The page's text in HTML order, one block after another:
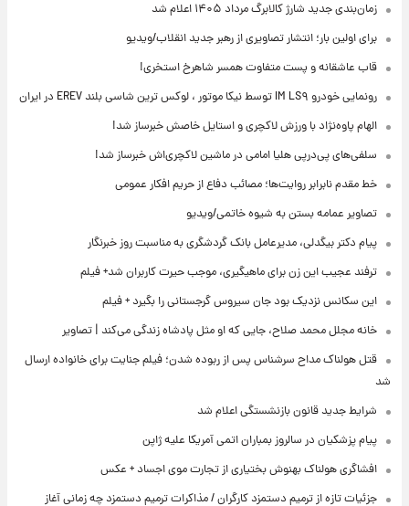
زمان‌بندی جدید شارژ کالابرگ مرداد ۱۴۰۵ اعلام شد
برای اولین بار؛ انتشار تصاویری از رهبر جدید انقلاب/ویدیو
قاب عاشقانه و پست متفاوت همسر شاهرخ استخری!
رونمایی خودرو IM LS۹ توسط نیکا موتور ، لوکس ترین شاسی بلند EREV در ایران
الهام پاوه‌نژاد با ورزش لاکچری و استایل خاصش خبرساز شد!
سلفی‌های پی‌درپی هلیا امامی در ماشین لاکچری‌اش خبرساز شد!
خط مقدم نابرابر روایت‌ها؛ مصائب دفاع از حریم افکار عمومی
تصاویر عمامه بستن به شیوه خاتمی/ویدیو
پیام دکتر بیگدلی، مدیرعامل بانک گردشگری به مناسبت روز خبرنگار
ترفند عجیب این زن برای ماهیگیری، موجب حیرت کاربران شد+ فیلم
این سکانس نزدیک بود جان سیروس گرجستانی را بگیرد + فیلم
خانه مجلل محمد صلاح، جایی که او مثل پادشاه زندگی می‌کند | تصاویر
قتل هولناک مداح سرشناس پس از ربوده شدن؛ فیلم جنایت برای خانواده ارسال
شد
شرایط جدید قانون بازنشستگی اعلام شد
پیام پزشکیان در سالروز بمباران اتمی آمریکا علیه ژاپن
افشاگری هولناک بهنوش بختیاری از تجارت موی اجساد + عکس
جزئیات تازه از ترمیم دستمزد کارگران / مذاکرات ترمیم دستمزد چه زمانی آغاز